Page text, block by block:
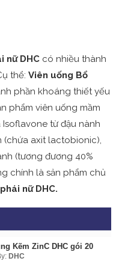
nữ DHC có nhiều thành
thể: Viên uống Bổ
phần khoáng thiết yếu
phẩm viên uống mầm
từ đậu nành
axit lactobionic),
(tương đương 40%
chính là sản phẩm chủ
nữ DHC.
Kẽm ZinC DHC gói 20
DHC